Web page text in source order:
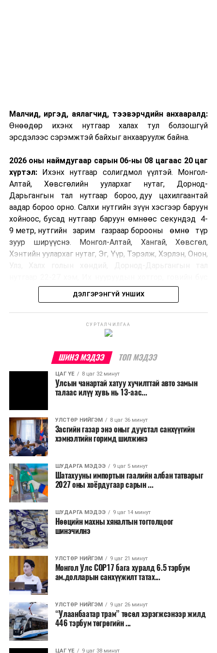
Малчид, иргэд, аялагчид, тээвэрчдийн анхааралд:
Өнөөдөр ихэнх нутгаар халах тул болзошгүй
эрсдэлээс сэрэмжтэй байхыг анхааруулж байна.
2026 оны наймдугаар сарын 06-ны 08 цагаас 20 цаг
хүртэл:Ихэнх нутгаар солигдмол үүлтэй. Монгол-
Алтай, Хөвсгөлийн уулархаг нутаг, Дорнод-
Дарьгангын тал нутгаар бороо, дуу цахилгаантай
аадар бороо орно. Салхи нутгийн зүүн хэсгээр баруун
хойноос, бусад нутгаар баруун өмнөөс секундэд 4-
9 метр, нутгийн зарим газраар борооны өмнө түр
зуур ширүүснэ. Монгол-Алтай, Хангай, Хөвсгөл,
Хэнтийн уулархаг нутаг, Эг, Үүр, Тэрэлж, Хэрлэн, Онон,
нутгийн өмнөд хэсгээр 34-39 хэм, бусад нутгаар 27-
32 хэм дулаан байна.
УЛААНБААТАР ХОТ ОРЧМООР:
үүлтэй. Бороо орохгүй. Салхи баруун
хойноос секундэд 4-9 метр. 27-29 хэм
дулаан байна.
БАГАНУУР ОРЧМООР:Багавтар үүлтэй.
Бороо орохгүй. Салхи баруун хойноос
байна.
ТЭРЭЛЖ ОРЧМООР:Багавтар үүлтэй.
Бороо орохгүй. Салхи баруун хойноос
секундэд 4-9 метр. 25-27 хэм дулаан
байна.
2026 оны наймдугаар сарын 07-ноос
2026 оны наймдугаар сарын 11-нийг хүртэлх
цаг агаарын урьдчилсан төлөв
Наймдугаар сарын 7-нд баруун болон төвийн
аймгуудын нутгийн хойд хэсгээр, 8-нд баруун
аймгуудын нутгийн хойд хэсэг, төвийн
аймгуудын нутгийн зарим газраар, 9-нд баруун
аймгуудын нутгийн зүүн, говийн аймгуудын
нутгийн хойд, зүүн аймгуудын нутгийн баруун
хэсэг, төвийн аймгуудын ихэнх нутгаар, 10-нд
төв, зүүн, говийн аймгуудын ихэнх нутгаар
бороо, дуу цахилгаантай аадар бороо орно. Салхи
ихэнх хугацаанд секундэд 5-10 метр, 9-нд
ДЭЛГЭРЭНГҮЙ УНШИХ
СУРТАЛЧИЛГАА
ШИНЭ МЭДЭЭ ТОП МЭДЭЭ
ЦАГ ҮЕ 8 цаг 32 минут
Улсын чанартай хатуу хучилттай авто замын
талаас илүү хувь нь 13-аас...
УЛСТӨР НИЙГЭМ 8 цаг 36 минут
Засгийн газар энэ оныг дуустал санхүүгийн
хэмнэлтийн горимд шилжинэ
ШУДАРГА МЭДЭЭ 9 цаг 5 минут
Шатахууны импортын гаалийн албан татварыг
2027 оны хоёрдугаар сарын ...
ШУДАРГА МЭДЭЭ 9 цаг 14 минут
Нөөцийн махны хяналтын тогтолцоог
шинэчилнэ
УЛСТӨР НИЙГЭМ 9 цаг 21 минут
Монгол Улс COP17 бага хуралд 6.5 тэрбум
ам.долларын санхүүжилт татах...
УЛСТӨР НИЙГЭМ 9 цаг 26 минут
“Улаанбаатар трам” төсөл хэрэгжсэнээр жилд
446 тэрбум төгрөгийн ...
ЦАГ ҮЕ 9 цаг 38 минут